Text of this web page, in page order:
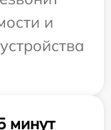
и
минут